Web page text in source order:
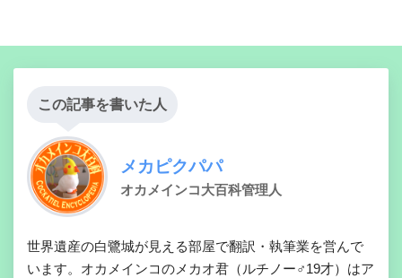
この記事を書いた人
メカピクパパ
オカメインコ大百科管理人
世界遺産の白鷺城が見える部屋で翻訳・執筆業を営んで
います。オカメインコのメカオ君（ルチノー♂19才）はア